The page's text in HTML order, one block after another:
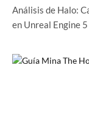
Análisis de Halo:
en Unreal Engine